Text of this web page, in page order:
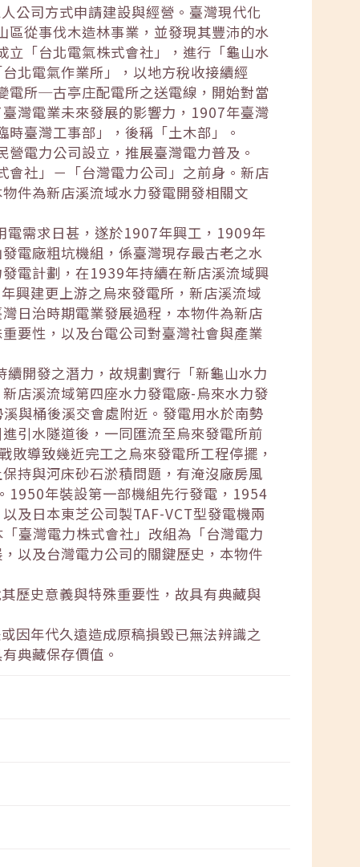
公司方式申請建設與經營。臺灣現代化
從事伐木造林事業，並發現其豐沛的水
「台北電氣株式會社」，進行「龜山水
北電氣作業所」，以地方稅收接續經
電所─古亭庄配電所之送電線，開始對當
灣電業未來發展的影響力，1907年臺灣
臺灣工事部」，後稱「土木部」。
電力公司設立，推展臺灣電力普及。
社」－「台灣電力公司」之前身。新店
件為新店溪流域水力發電開發相關文
電需求日甚，遂於1907年興工，1909年
電廠粗坑機組，係臺灣現存最古老之水
電計劃，在1939年持續在新店溪流域興
興建更上游之烏來發電所，新店溪流域
日治時期電業發展過程，本物件為新店
要性，以及台電公司對臺灣社會與產業
開發之潛力，故規劃實行「新龜山水力
店溪流域第四座水力發電廠-烏來水力發
與桶後溪交會處附近。發電用水於南勢
引水隧道後，一同匯流至烏來發電所前
導致幾近完工之烏來發電所工程停擺，
持與河床砂石淤積問題，有淹沒廠房風
1950年裝設第一部機組先行發電，1954
及日本東芝公司製TAF-VCT型發電機兩
臺灣電力株式會社」改組為「台灣電力
以及台灣電力公司的關鍵歷史，本物件
歷史意義與特殊重要性，故具有典藏與
因年代久遠造成原稿損毀已無法辨識之
典藏保存價值。